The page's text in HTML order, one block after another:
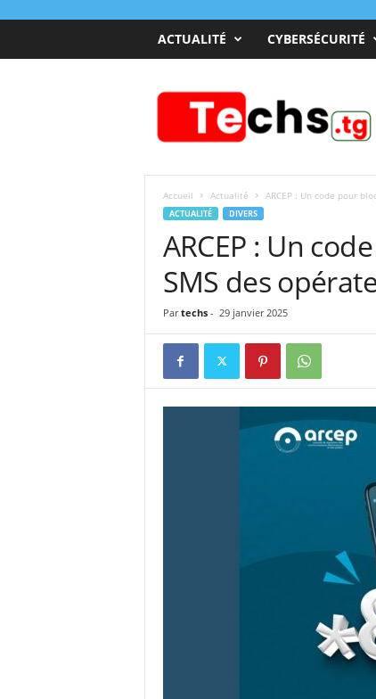
ACTUALITÉ CYBERSÉCURITÉ
Accueil Actualité ARCEP : Un code pour
ACTUALITÉ DIVERS
ARCEP : Un
SMS des
Par techs- 29 janvier 2025